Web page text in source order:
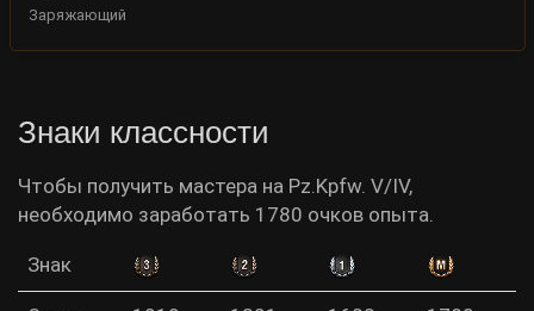
Заряжающий
Знаки классности
Чтобы получить мастера на Pz.Kpfw. V/IV,
необходимо заработать 1780 очков опыта.
Знак